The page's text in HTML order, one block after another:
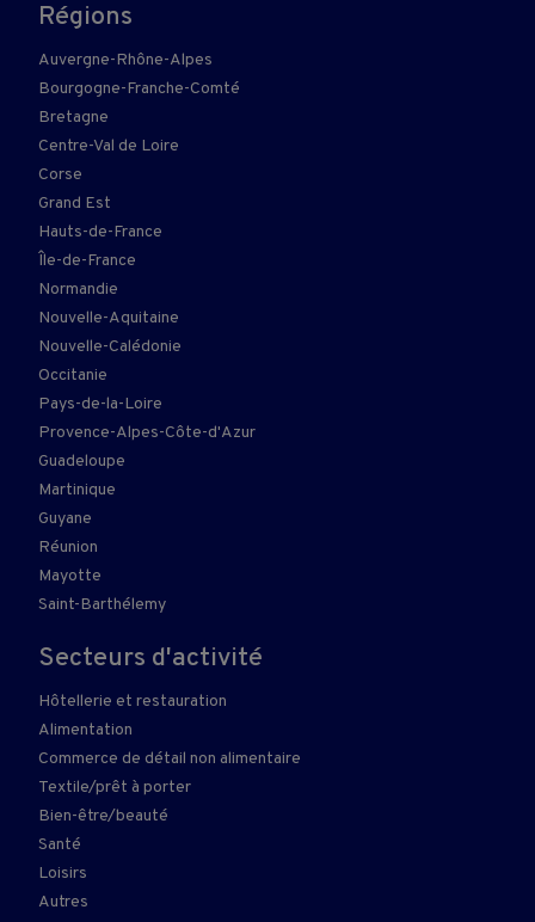
Régions
Auvergne-Rhône-Alpes
Bourgogne-Franche-Comté
Bretagne
Centre-Val de Loire
Corse
Grand Est
Hauts-de-France
Île-de-France
Normandie
Nouvelle-Aquitaine
Nouvelle-Calédonie
Occitanie
Pays-de-la-Loire
Provence-Alpes-Côte-d'Azur
Guadeloupe
Martinique
Guyane
Réunion
Mayotte
Saint-Barthélemy
Secteurs d'activité
Hôtellerie et restauration
Alimentation
Commerce de détail non alimentaire
Textile/prêt à porter
Bien-être/beauté
Santé
Loisirs
Autres